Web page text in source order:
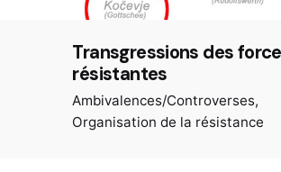
Transgressions des
résistantes
Ambivalences/Controverses
Organisation de la résistance